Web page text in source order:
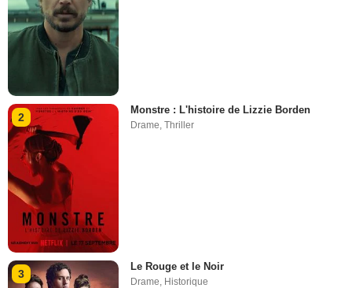
2
Monstre : L'histoire de Lizzie Borden
Drame,Thriller
3
Le Rouge et le Noir
Drame Historique